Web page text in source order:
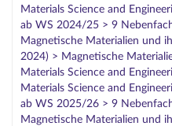
Materials Science and
ab WS 2024/25 > 9
Magnetische Materialien und
2024) > Magnetische
Materials Science and
Materials Science and
ab WS 2025/26 > 9
Magnetische Materialien und